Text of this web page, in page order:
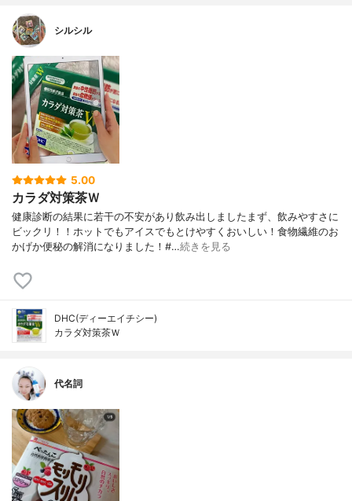
シルシル
5.00
カラダ対策茶Ｗ
健康診断の結果に若干の不安があり飲み出しましたまず、飲みやすさに
ビックリ！！ホットでもアイスでもとけやすくおいしい！食物繊維のお
かげか便秘の解消になりました！#…続きを見る
DHC(ディーエイチシー)
カラダ対策茶Ｗ
代名詞